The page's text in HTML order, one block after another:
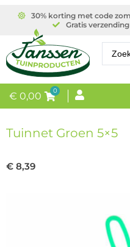
30% korting met code
Gratis
€ 0,00 0
Tuinnet Groen 5×5
€ 8,39